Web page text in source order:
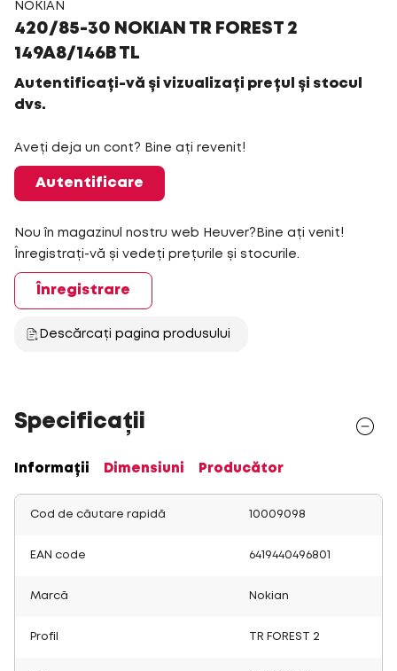
NOKIAN
420/85-30 NOKIAN TR FOREST 2
149A8/146B TL
Autentificați-vă și vizualizați prețul și stocul
dvs.
Aveți deja un cont? Bine ați revenit!
Autentificare
Nou în magazinul nostru web Heuver?Bine ați venit!
Înregistrați-vă și vedeți prețurile și stocurile.
Înregistrare
Descărcați pagina produsului
Specificații
Informații Dimensiuni Producător
Cod de căutare rapidă 10009098
EAN code 6419440496801
Marcă Nokian
Profil TR FOREST 2